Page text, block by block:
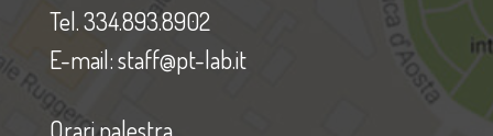
Tel. 334.893.8902
E-mail: staff@pt-lab.it
Orari palestra